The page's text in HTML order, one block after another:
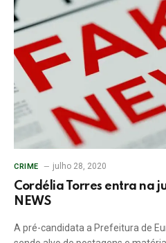
CRIME julho 28, 2020
Cordélia Torres entra na
NEWS
A pré-candidata a Prefeitura de